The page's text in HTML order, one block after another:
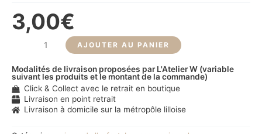
3,00€
AJOUTER AU PANIER
Modalités de livraison proposées par L'Atelier W (variable
suivant les produits et le montant de la commande)
Click & Collect avec le retrait en boutique
Livraison en point retrait
Livraison à domicile sur la métropôle lilloise